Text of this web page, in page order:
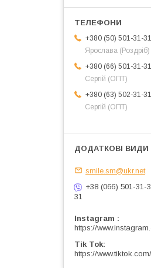
+380 (50) 501-31-31
Ярослава (Роздріб)
+380 (66) 501-31-31
Сергій (ОПТ)
+380 (63) 502-31-31
Сергій (ОПТ)
smile.sm@ukr.net
+38 (066) 501-31-
31
Instagram
https://
Tik Tok
https://